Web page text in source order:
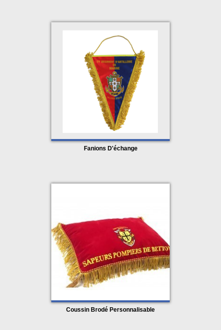
Fanions D'échange
Coussin Brodé Personnalisable